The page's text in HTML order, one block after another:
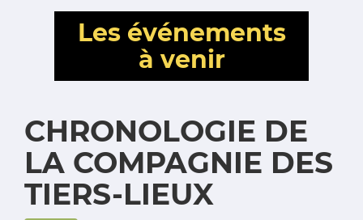
Les événements
à venir
CHRONOLOGIE DE
LA COMPAGNIE DES
TIERS-LIEUX